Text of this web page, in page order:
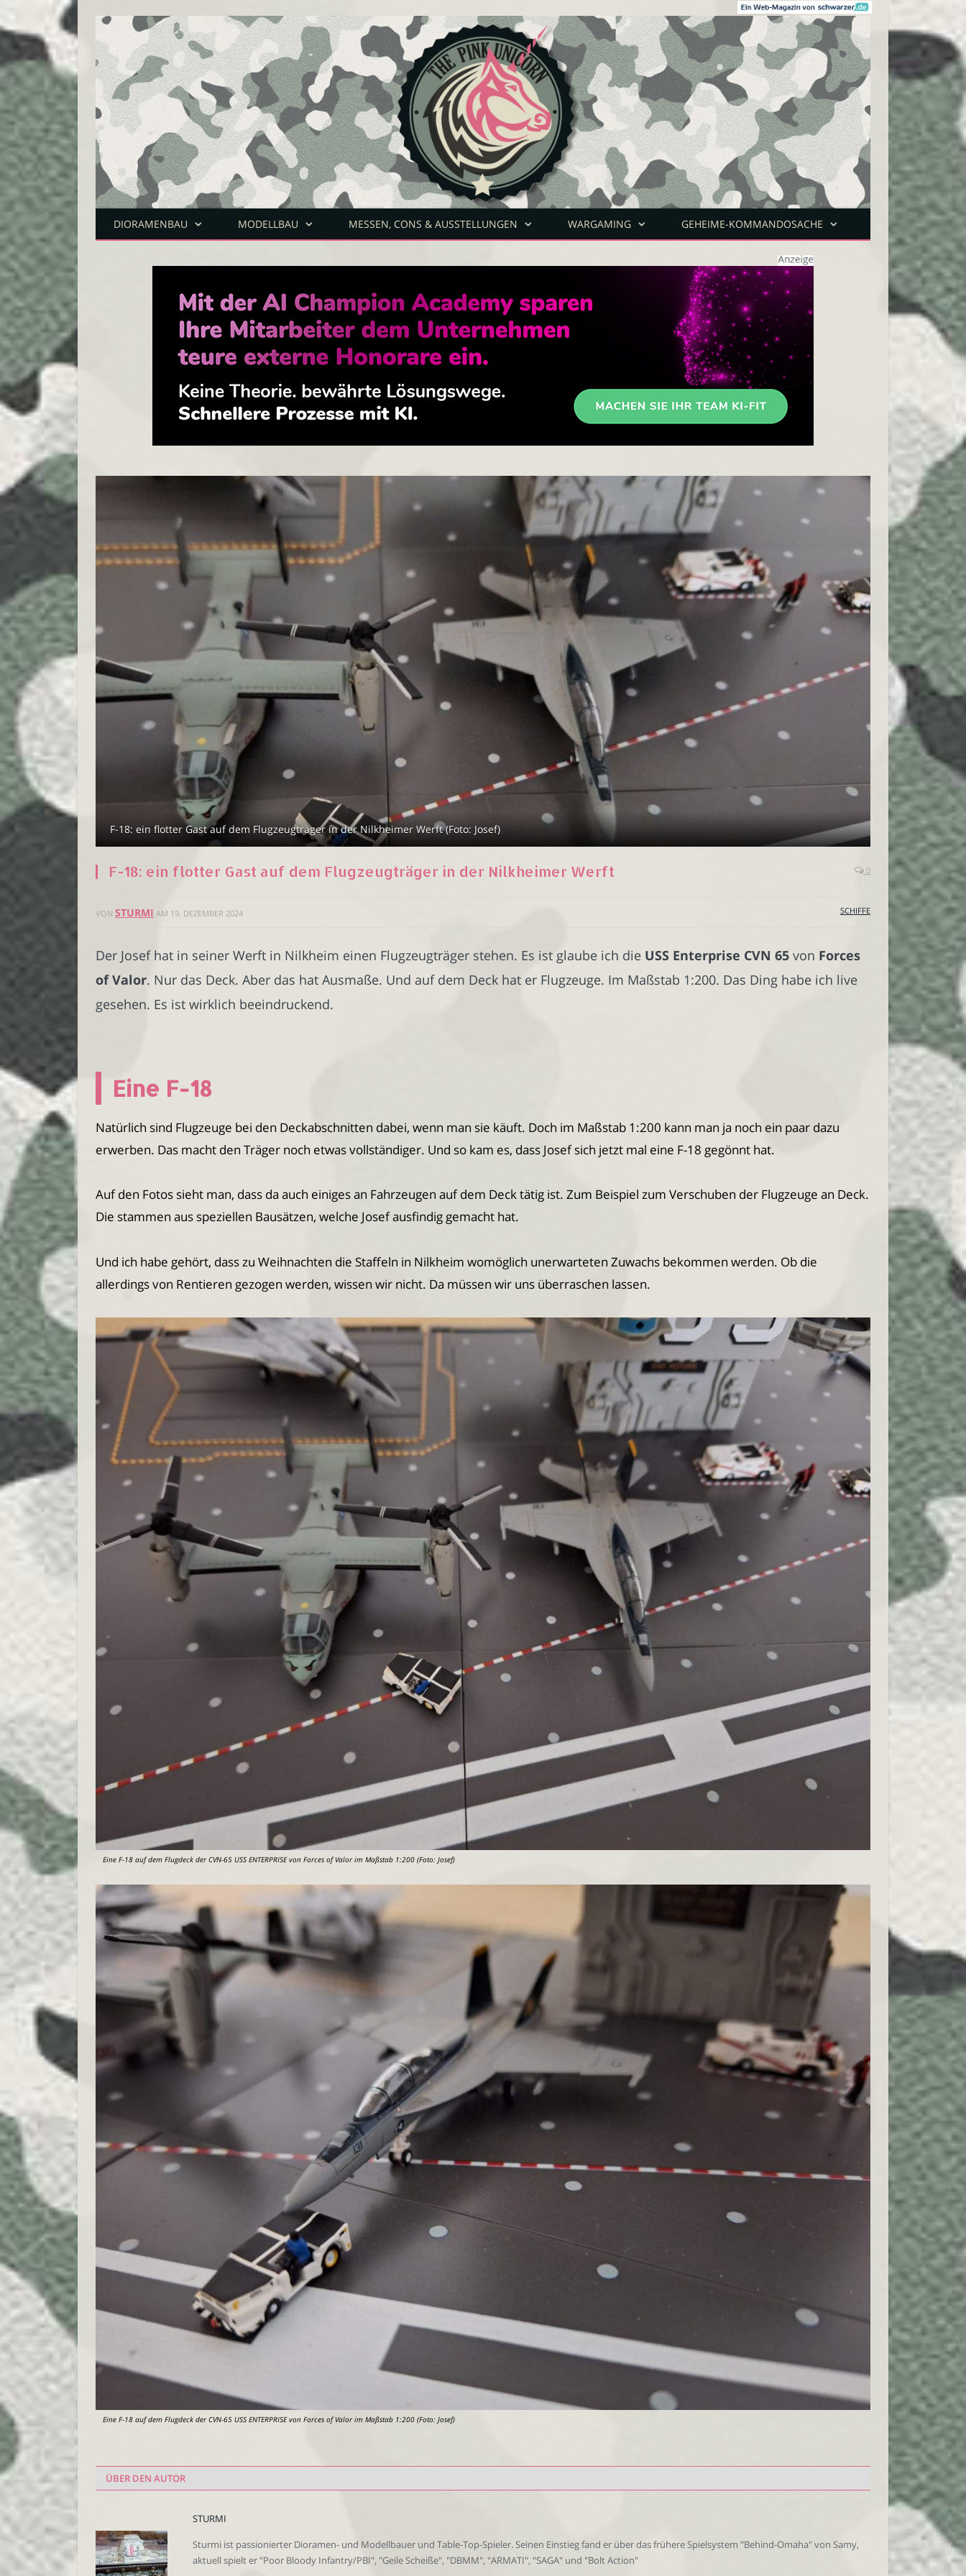
DIORAMENBAU MODELLBAU MESSEN, CONS & AUSSTELLUNGEN WARGAMING GEHEIME-KOMMANDOSACHE
F-18: ein flotter Gast auf dem Flugzeugträger in der Nilkheimer Werft (Foto: Josef)
F-18: ein flotter Gast auf dem Flugzeugträger in der Nilkheimer Werft 0
VON STURMI AM 19. DEZEMBER 2024 SCHIFFE
Der Josef hat in seiner Werft in Nilkheim einen Flugzeugträger stehen. Es ist glaube ich die USS Enterprise CVN 65 von Forces
of Valor. Nur das Deck. Aber das hat Ausmaße. Und auf dem Deck hat er Flugzeuge. Im Maßstab 1:200. Das Ding habe ich live
gesehen. Es ist wirklich beeindruckend.
Eine F-18
Natürlich sind Flugzeuge bei den Deckabschnitten dabei, wenn man sie käuft. Doch im Maßstab 1:200 kann man ja noch ein paar dazu
erwerben. Das macht den Träger noch etwas vollständiger. Und so kam es, dass Josef sich jetzt mal eine F-18 gegönnt hat.
Auf den Fotos sieht man, dass da auch einiges an Fahrzeugen auf dem Deck tätig ist. Zum Beispiel zum Verschuben der Flugzeuge an Deck.
Die stammen aus speziellen Bausätzen, welche Josef ausfindig gemacht hat.
Und ich habe gehört, dass zu Weihnachten die Staffeln in Nilkheim womöglich unerwarteten Zuwachs bekommen werden. Ob die
allerdings von Rentieren gezogen werden, wissen wir nicht. Da müssen wir uns überraschen lassen.
Eine F-18 auf dem Flugdeck der CVN-65 USS ENTERPRISE von Forces of Valor im Maßstab 1:200 (Foto: Josef)
Eine F-18 auf dem Flugdeck der CVN-65 USS ENTERPRISE von Forces of Valor im Maßstab 1:200 (Foto: Josef)
ÜBER DEN AUTOR
STURMI
Sturmi ist passionierter Dioramen- und Modellbauer und Table-Top-Spieler. Seinen Einstieg fand er über das frühere Spielsystem "Behind-Omaha" von Samy,
aktuell spielt er "Poor Bloody Infantry/PBI", "Geile Scheiße", "DBMM", "ARMATI", "SAGA" und "Bolt Action"